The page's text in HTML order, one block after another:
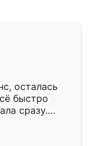
осталась
быстро
сразу.
подошёл к
Собрали